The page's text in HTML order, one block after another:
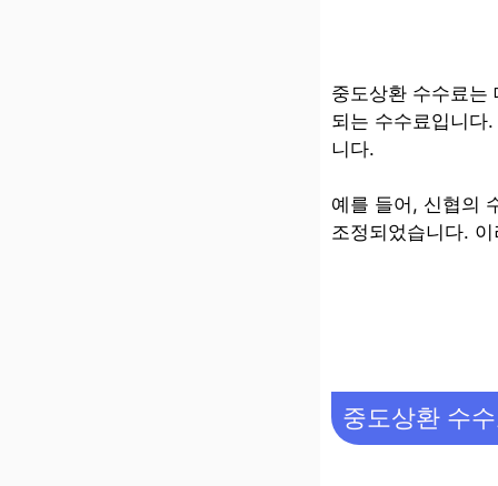
중도상환 수수료는
되는 수수료입니다
니다.
예를 들어, 신협의
조정되었습니다.
중도상환 수